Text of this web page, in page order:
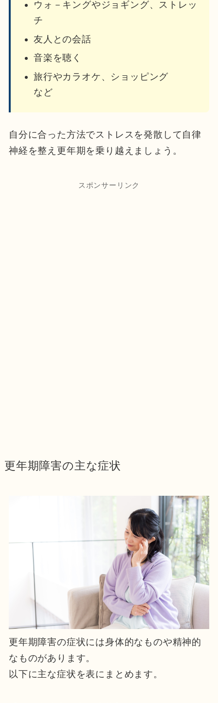
ウォ－キングやジョギング、ストレッ
チ
友人との会話
音楽を聴く
旅行やカラオケ、ショッピング
など
自分に合った方法でストレスを発散して自律
神経を整え更年期を乗り越えましょう。
スポンサーリンク
更年期障害の主な症状
更年期障害の症状には身体的なものや精神的
なものがあります。
以下に主な症状を表にまとめます。